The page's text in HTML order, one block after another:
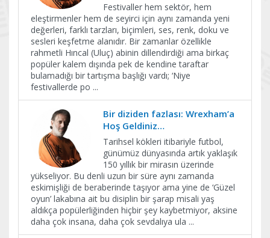
Festivaller hem sektör, hem
eleştirmenler hem de seyirci için aynı zamanda yeni
değerleri, farklı tarzları, biçimleri, ses, renk, doku ve
sesleri keşfetme alanıdır. Bir zamanlar özellikle
rahmetli Hıncal (Uluç) abinin dillendirdiği ama birkaç
popüler kalem dışında pek de kendine taraftar
bulamadığı bir tartışma başlığı vardı; ‘Niye
festivallerde po ...
Bir diziden fazlası: Wrexham’a
Hoş Geldiniz…
Tarihsel kökleri itibariyle futbol,
günümüz dünyasında artık yaklaşık
150 yıllık bir mirasın üzerinde
yükseliyor. Bu denli uzun bir süre aynı zamanda
eskimişliği de beraberinde taşıyor ama yine de ‘Güzel
oyun’ lakabına ait bu disiplin bir şarap misali yaş
aldıkça popülerliğinden hiçbir şey kaybetmiyor, aksine
daha çok insana, daha çok sevdalıya ula ...